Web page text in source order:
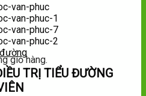
giỏ hàng.
TRỊ TIỂU ĐƯỜNG